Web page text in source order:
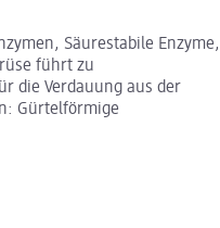
Säurestabile Enzyme,
führt zu
die Verdauung aus der
Gürtelförmige